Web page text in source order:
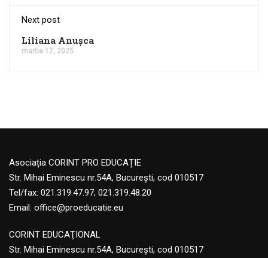
Next post
Liliana Anușca
martie 17, 2025
Asociația CORINT PRO EDUCAȚIE
Str. Mihai Eminescu nr.54A, București, cod 010517
Tel/fax: 021.319.47.97; 021.319.48.20
Email: office@proeducatie.eu
CORINT EDUCAŢIONAL
Str. Mihai Eminescu nr.54A, Bucureşti, cod 010517